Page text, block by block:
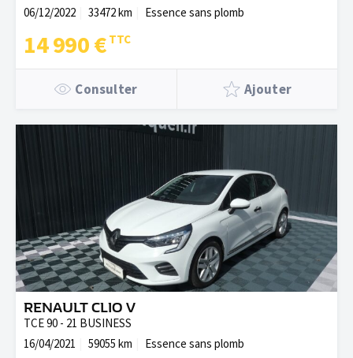
06/12/2022
33472 km Essence sans plomb
14 990 €
Consulter Ajouter
RENAULT CLIO V
TCE 90 - 21 BUSINESS
16/04/2021
59055 km Essence sans plomb